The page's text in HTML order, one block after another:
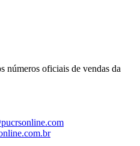
números oficiais de vendas da